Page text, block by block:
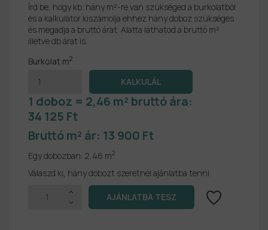
Írd be, hogy kb. hány m²-re van szükséged a burkolatból
és a kalkulátor kiszámolja ehhez hány doboz szükséges
és megadja a bruttó árat. Alatta láthatod a bruttó m²
illetve db árat is.
Burkolat m2
1 doboz = 2,46 m² bruttó ára:
34 125 Ft
Bruttó m² ár: 13 900 Ft
Egy dobozban: 2,46 m2
Válaszd ki, hány dobozt szeretnél ajánlatba tenni.